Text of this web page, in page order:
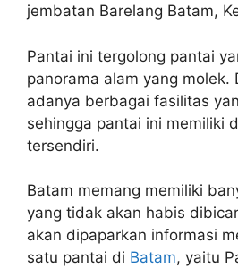
jembatan Barelang Batam,
Pantai ini tergolong pantai
panorama alam yang molek.
adanya berbagai fasilitas
sehingga pantai ini memiliki
tersendiri.
Batam memang memiliki
yang tidak akan habis
akan dipaparkan informasi
satu pantai di Batam, yaitu